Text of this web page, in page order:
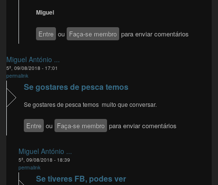
Miguel
Entre ou Faça-se membro para enviar comentários
Miguel António ...
5ª, 09/08/2018 - 17:01
permalink
Se gostares de pesca temos
Se gostares de pesca temos muito que conversar.
Entre ou Faça-se membro para enviar comentários
Miguel António ...
5ª, 09/08/2018 - 18:39
permalink
Se tiveres FB, podes ver